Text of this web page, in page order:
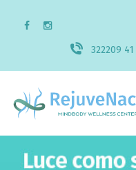
322209 41